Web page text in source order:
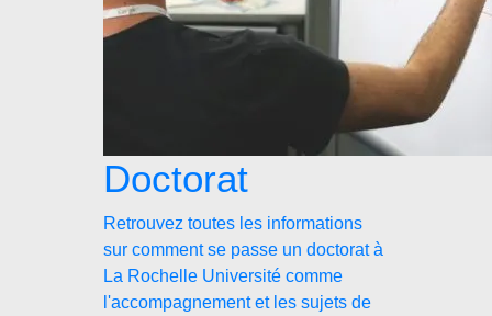
Doctorat
Retrouvez toutes les informations
sur comment se passe un doctorat à
La Rochelle Université comme
l'accompagnement et les sujets de